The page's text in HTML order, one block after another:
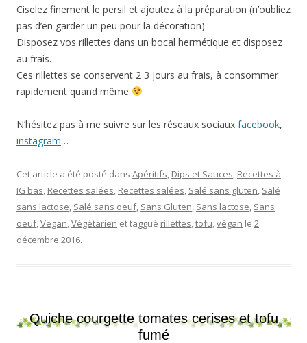
Ciselez finement le persil et ajoutez à la préparation (n’oubliez
pas d’en garder un peu pour la décoration)
Disposez vos rillettes dans un bocal hermétique et disposez
au frais.
Ces rillettes se conservent 2 3 jours au frais, à consommer
rapidement quand même
N’hésitez pas à me suivre sur les réseaux sociaux facebook,
instagram…
Cet article a été posté dans Apéritifs, Dips et Sauces, Recettes à
IG bas, Recettes salées, Recettes salées, Salé sans gluten, Salé
sans lactose, Salé sans oeuf, Sans Gluten, Sans lactose, Sans
oeuf,Vegan,Végétarien et taggué rillettes,tofu,végan le 2
décembre 2016.
Quiche courgette tomates cerises et tofu
fumé